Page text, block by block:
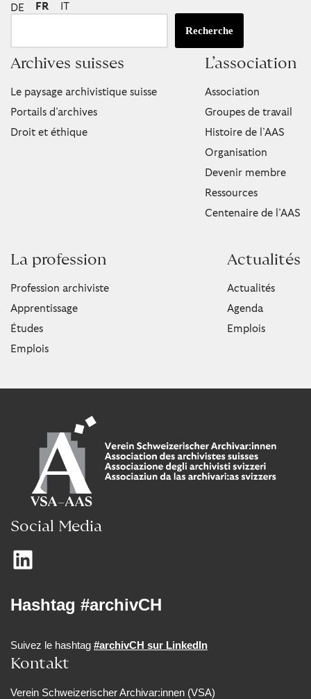
DE FR IT
Recherche
Archives suisses
Le paysage archivistique suisse
Portails d’archives
Droit et éthique
L’association
Association
Groupes de travail
Histoire de l’AAS
Organisation
Devenir membre
Ressources
Centenaire de l’AAS
La profession
Profession archiviste
Apprentissage
Études
Emplois
Actualités
Actualités
Agenda
Emplois
Social Media
Hashtag #archivCH
Suivez le hashtag #archivCH sur LinkedIn
Kontakt
Verein Schweizerischer Archivar:innen (VSA)